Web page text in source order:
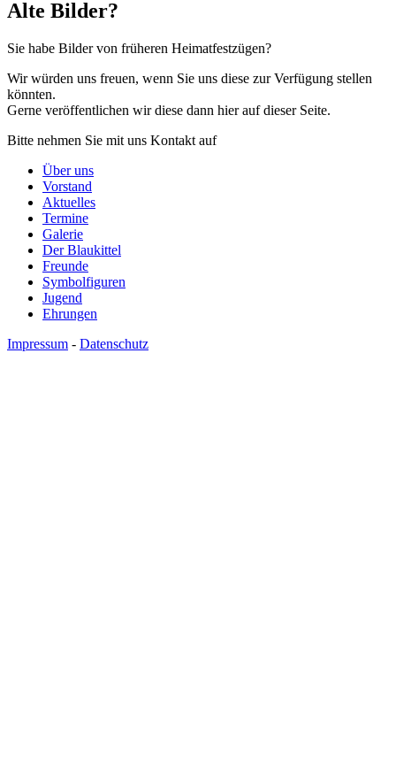
Alte Bilder?
Sie habe Bilder von früheren Heimatfestzügen?
Wir würden uns freuen, wenn Sie uns diese zur Verfügung stellen
könnten.
Gerne veröffentlichen wir diese dann hier auf dieser Seite.
Bitte nehmen Sie mit uns Kontakt auf
Über uns
Vorstand
Aktuelles
Termine
Galerie
Der Blaukittel
Freunde
Symbolfiguren
Jugend
Ehrungen
Impressum - Datenschutz